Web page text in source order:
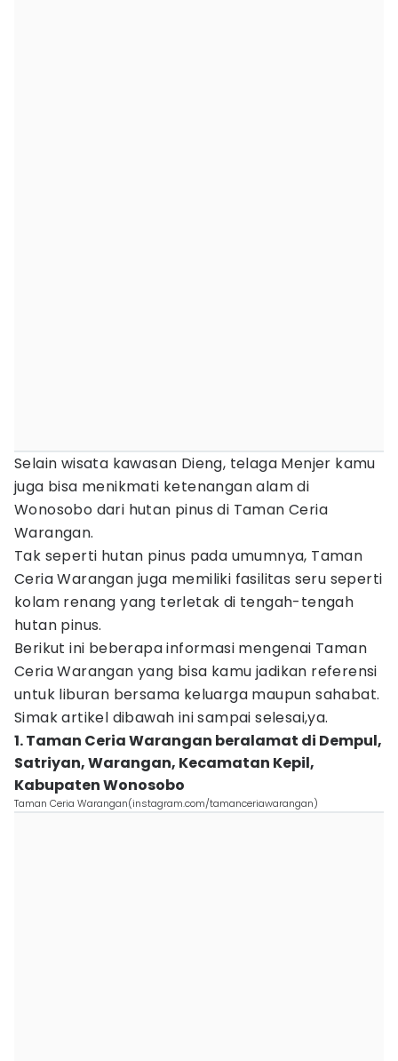
Selain wisata kawasan Dieng, telaga Menjer kamu
juga bisa menikmati ketenangan alam di
Wonosobo dari hutan pinus di Taman Ceria
Warangan.
Tak seperti hutan pinus pada umumnya, Taman
Ceria Warangan juga memiliki fasilitas seru seperti
kolam renang yang terletak di tengah-tengah
hutan pinus.
Berikut ini beberapa informasi mengenai Taman
Ceria Warangan yang bisa kamu jadikan referensi
untuk liburan bersama keluarga maupun sahabat.
Simak artikel dibawah ini sampai selesai,ya.
1. Taman Ceria Warangan beralamat di Dempul,
Satriyan, Warangan, Kecamatan Kepil,
Kabupaten Wonosobo
Taman Ceria Warangan(instagram.com/tamanceriawarangan)